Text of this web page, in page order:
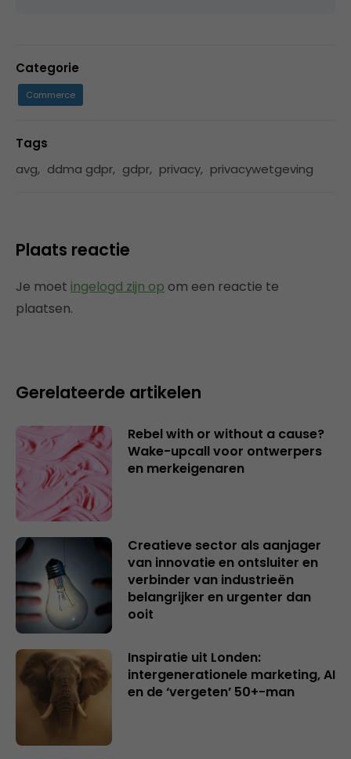
Categorie
Commerce
Tags
avg, ddma gdpr, gdpr, privacy, privacywetgeving
Plaats reactie
Je moet ingelogd zijn op om een reactie te
plaatsen.
Gerelateerde artikelen
Rebel with or without a cause?
Wake-upcall voor ontwerpers
en merkeigenaren
Creatieve sector als aanjager
van innovatie en ontsluiter en
verbinder van industrieën
belangrijker en urgenter dan
ooit
Inspiratie uit Londen:
intergenerationele marketing, AI
en de ‘vergeten’ 50+-man